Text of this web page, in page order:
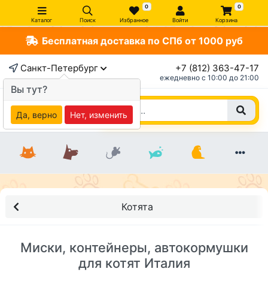
Каталог Поиск
0
Избранное Войти
0
Корзина
Бесплатная доставка по СПб от 1000 руб
Санкт-Петербург +7 (812) 363-47-17
ежедневно c 10:00 до 21:00
Котята
Миски, контейнеры, автокормушки
для котят Италия
Вы тут?
Да, верно Нет, изменить